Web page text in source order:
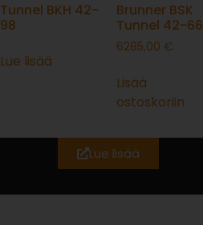
Tunnel BKH 42-
98
Lue lisää
Brunner BSK
Tunnel 42-66
6285,00 €
Lisää
ostoskoriin
Lue lisää